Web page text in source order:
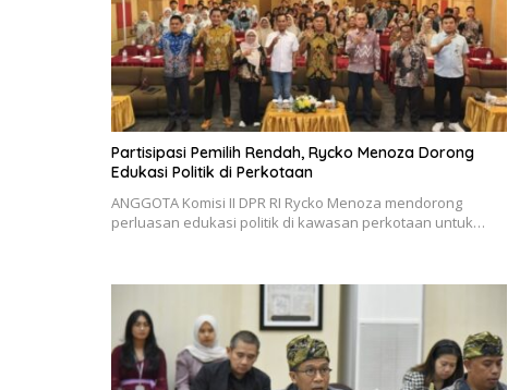
Partisipasi Pemilih Rendah, Rycko Menoza Dorong
Edukasi Politik di Perkotaan
ANGGOTA Komisi II DPR RI Rycko Menoza mendorong
perluasan edukasi politik di kawasan perkotaan untuk…